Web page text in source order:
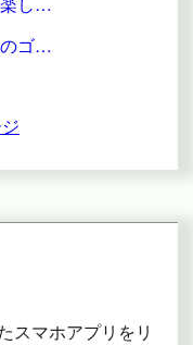
のゴ…
スマホアプリをリ